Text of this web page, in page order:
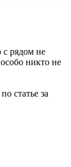
с рядом не
никто не
статье за